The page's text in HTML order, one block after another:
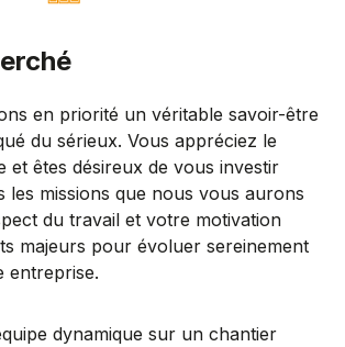
en priorité un véritable savoir-être
du sérieux. Vous appréciez le
et êtes désireux de vous investir
les missions que nous vous aurons
du travail et votre motivation
majeurs pour évoluer sereinement
entreprise.
dynamique sur un chantier